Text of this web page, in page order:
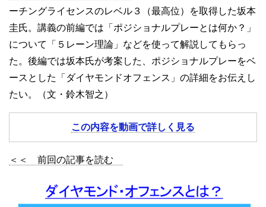
ーチングライセンスのレベル３（最高位）を取得した坂本
圭氏。講義の前編では「ポジショナルプレーとは何か？」
について「５レーン理論」などを使って解説してもらっ
た。後編では坂本氏が考案した、ポジショナルプレーをベ
ースとした「ダイヤモンドオフェンス」の詳細をお伝えし
たい。（文・鈴木智之）
この内容を動画で詳しく見る
＜＜ 前回の記事を読む